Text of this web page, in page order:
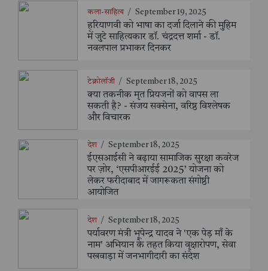
कला-साहित्य / September 19, 2025
हरियाणवी को भाषा का दर्जा दिलाने की मुहिम
में जुटे साहित्यकार डॉ. चंद्रदत्त शर्मा - डॉ.
नवलपाल प्रभाकर दिनकर
टेक्नोलॉजी / September 18, 2025
क्या तकनीक मृत प्रियजनों को वापस ला
सकती है? - संजय सक्सेना, वरिष्ठ विश्लेषक
और विचारक
देश / September 18, 2025
ईएसआईसी ने बढ़ाया सामाजिक सुरक्षा कवरेज
पर ज़ोर, ‘एसपीआरईई 2025’ योजना को
लेकर फरीदाबाद में जागरूकता संगोष्ठी
आयोजित
देश / September 18, 2025
पर्यावरण मंत्री भूपेन्द्र यादव ने 'एक पेड़ माँ के
नाम' अभियान के तहत किया वृक्षारोपण, सेवा
पखवाड़ा में जनभागीदारी का संदेश